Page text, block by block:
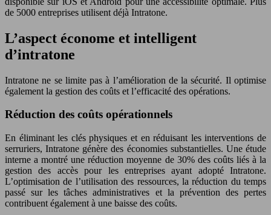
de 5000 entreprises utilisent déjà Intratone.
L’aspect économe et intelligent
d’intratone
Intratone ne se limite pas à l’amélioration de la sécurité. Il optimise
également la gestion des coûts et l’efficacité des opérations.
Réduction des coûts opérationnels
En éliminant les clés physiques et en réduisant les interventions de
serruriers, Intratone génère des économies substantielles. Une étude
interne a montré une réduction moyenne de 30% des coûts liés à la
gestion des accès pour les entreprises ayant adopté Intratone.
L’optimisation de l’utilisation des ressources, la réduction du temps
passé sur les tâches administratives et la prévention des pertes
contribuent également à une baisse des coûts.